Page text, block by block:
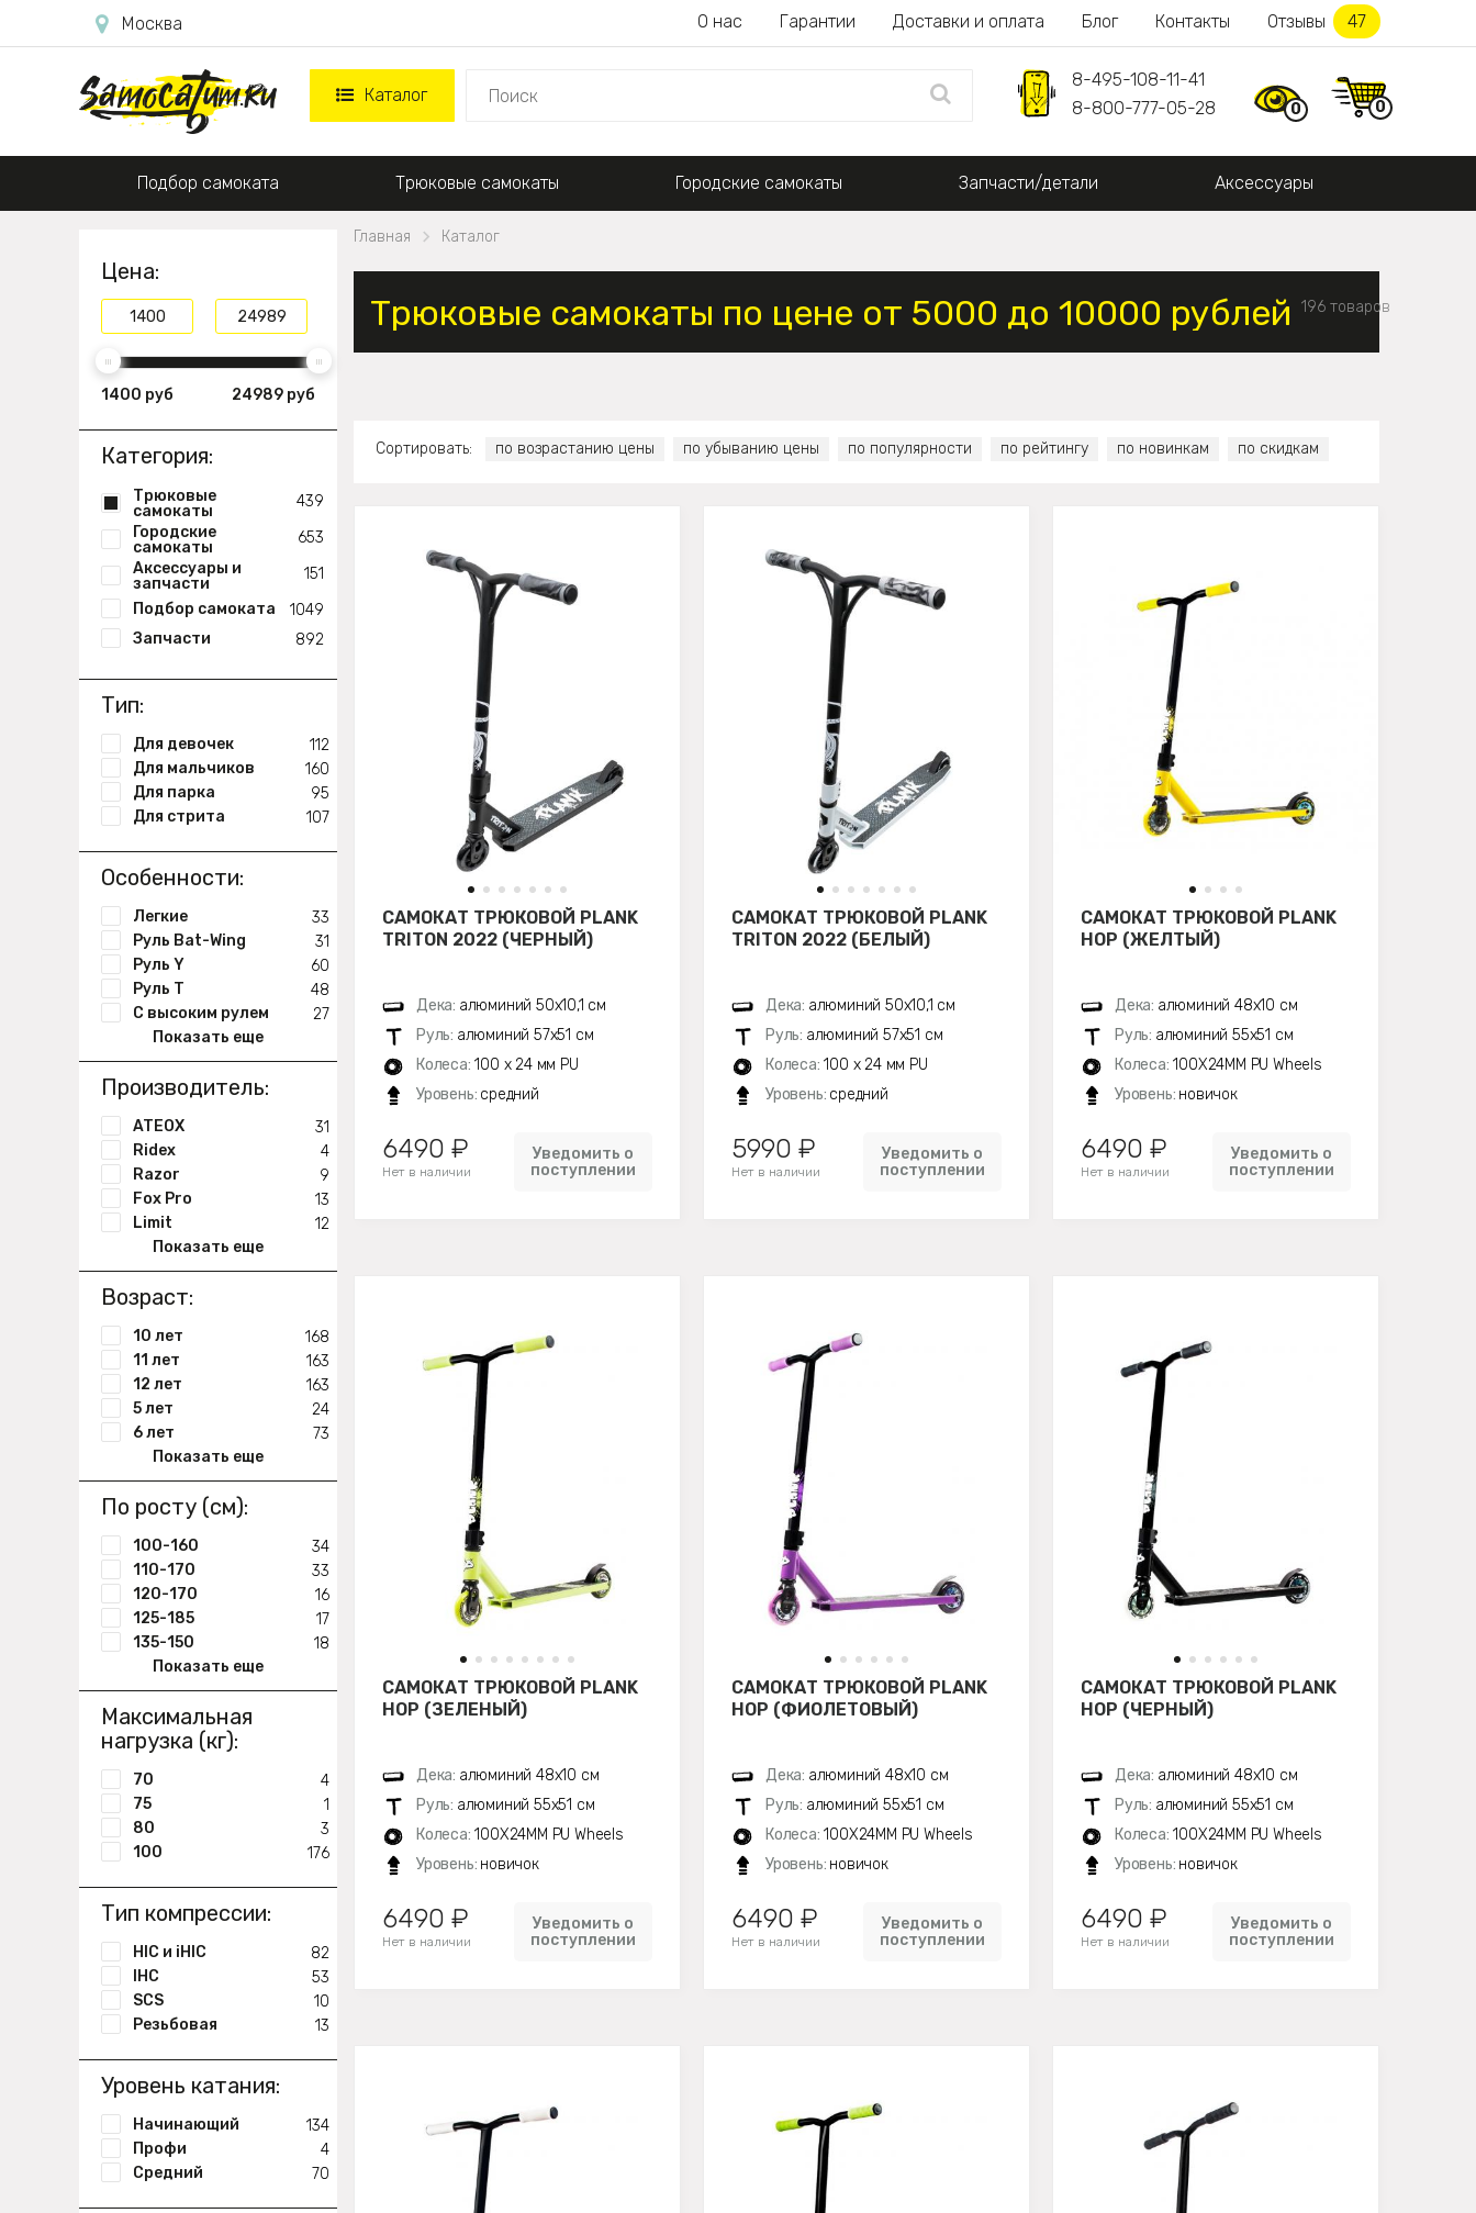
Москва О нас Гарантии Доставки и оплата Блог Контакты Отзывы 47
Каталог
8-495-108-11-41
8-800-777-05-28
0 0
Подбор самоката Трюковые самокаты Городские самокаты Запчасти/детали Аксессуары
Цена:
1400 руб 24989 руб
Категория:
Трюковые
самокаты
439
Городские
самокаты
653
Аксессуары и
запчасти
151
Подбор самоката
1049
Запчасти
892
Тип:
Для девочек
112
Для мальчиков
160
Для парка
95
Для стрита
107
Особенности:
Легкие
33
Руль Bat-Wing
31
Руль Y
60
Руль Т
48
С высоким рулем
27
Показать еще
Производитель:
ATEOX
31
Ridex
4
Razor
9
Fox Pro
13
Limit
12
Показать еще
Возраст:
10 лет
168
11 лет
163
12 лет
163
5 лет
24
6 лет
73
Показать еще
По росту (см):
100-160
34
110-170
33
120-170
16
125-185
17
135-150
18
Показать еще
Максимальная
нагрузка (кг):
70
4
75
1
80
3
100
176
Тип компрессии:
HIC и iHIC
82
IHC
53
SCS
10
Резьбовая
13
Уровень катания:
Начинающий
134
Профи
4
Средний
70
Главная Каталог
Трюковые самокаты по цене от 5000 до 10000 рублей 196 товаров
Сортировать: по возрастанию цены по убыванию цены по популярности по рейтингу по новинкам по скидкам
САМОКАТ ТРЮКОВОЙ PLANK
TRITON 2022 (ЧЕРНЫЙ)
Дека: алюминий 50х10,1 см
Руль: алюминий 57х51 см
Колеса: 100 x 24 мм PU
Уровень: средний
6490 ₽
Нет в наличии
Уведомить о
поступлении
САМОКАТ ТРЮКОВОЙ PLANK
TRITON 2022 (БЕЛЫЙ)
Дека: алюминий 50х10,1 см
Руль: алюминий 57х51 см
Колеса: 100 x 24 мм PU
Уровень: средний
5990 ₽
Нет в наличии
Уведомить о
поступлении
САМОКАТ ТРЮКОВОЙ PLANK
HOP (ЖЕЛТЫЙ)
Дека: алюминий 48х10 см
Руль: алюминий 55х51 см
Колеса: 100X24MM PU Wheels
Уровень: новичок
6490 ₽
Нет в наличии
Уведомить о
поступлении
САМОКАТ ТРЮКОВОЙ PLANK
HOP (ЗЕЛЕНЫЙ)
Дека: алюминий 48х10 см
Руль: алюминий 55х51 см
Колеса: 100X24MM PU Wheels
Уровень: новичок
6490 ₽
Нет в наличии
Уведомить о
поступлении
САМОКАТ ТРЮКОВОЙ PLANK
HOP (ФИОЛЕТОВЫЙ)
Дека: алюминий 48х10 см
Руль: алюминий 55х51 см
Колеса: 100X24MM PU Wheels
Уровень: новичок
6490 ₽
Нет в наличии
Уведомить о
поступлении
САМОКАТ ТРЮКОВОЙ PLANK
HOP (ЧЕРНЫЙ)
Дека: алюминий 48х10 см
Руль: алюминий 55х51 см
Колеса: 100X24MM PU Wheels
Уровень: новичок
6490 ₽
Нет в наличии
Уведомить о
поступлении